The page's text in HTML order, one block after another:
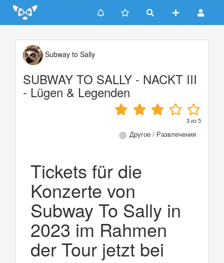
Update cookies preferences
Subway to Sally
SUBWAY TO SALLY - NACKT III
- Lügen & Legenden
3из5
Другое / Развлечения
Tickets für die
Konzerte von
Subway To Sally in
2023 im Rahmen
der Tour jetzt bei